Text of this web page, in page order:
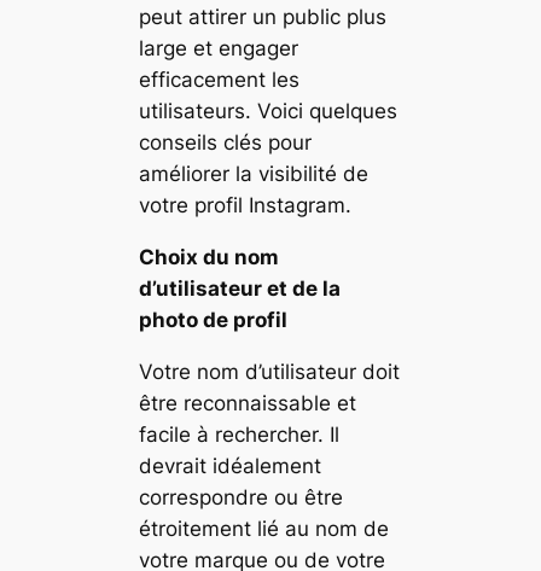
peut attirer un public plus
large et engager
efficacement les
utilisateurs. Voici quelques
conseils clés pour
améliorer la visibilité de
votre profil Instagram.
Choix du nom
d’utilisateur et de la
photo de profil
Votre nom d’utilisateur doit
être reconnaissable et
facile à rechercher. Il
devrait idéalement
correspondre ou être
étroitement lié au nom de
votre marque ou de votre